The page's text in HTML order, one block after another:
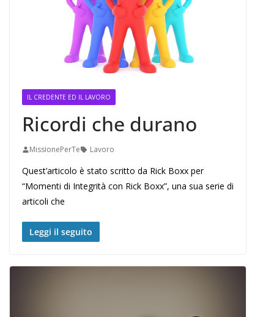
IL CREDENTE ED IL LAVORO
Ricordi che durano
MissionePerTe Lavoro
Quest’articolo è stato scritto da Rick Boxx per
“Momenti di Integrità con Rick Boxx”, una sua serie di
articoli che
Leggi il seguito